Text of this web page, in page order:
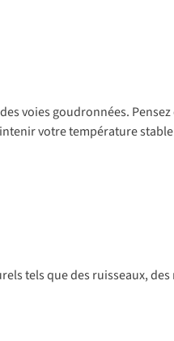
voies goudronnées. Pensez
votre température
tels que des ruisseaux,